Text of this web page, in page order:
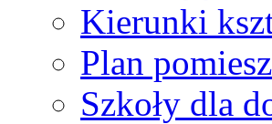
Kierunki
Plan
Szkoły dla